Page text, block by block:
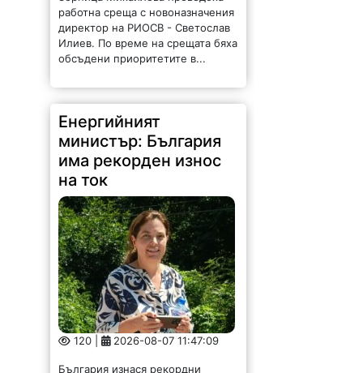
Енергийният
министър: България
има рекорден износ
на ток
120 | 2026-08-07 11:47:09
България изнася рекордни
количества електроенергия, а
АЕЦ „Козлодуй“ продължава да
работи без затруднения въпреки